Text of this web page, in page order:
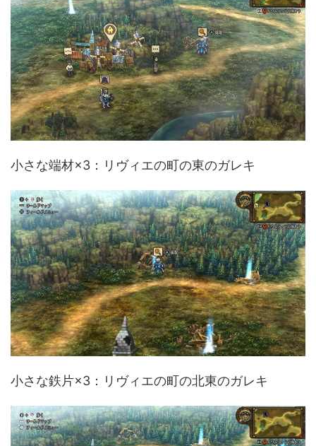
小さな端材×3：リヴィエの町の東のガレキ
小さな鉄片×3：リヴィエの町の北東のガレキ